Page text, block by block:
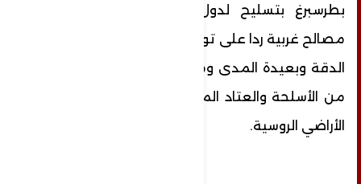
بطرسبرغ بتسليح لدول ثالثة بغية مهاجمة
مصالح غربية ردا على توريد أنظمة أسلحة عالية
من الأسلحة والعتاد المماثل لشن ضربات على
الأراضي الروسية.